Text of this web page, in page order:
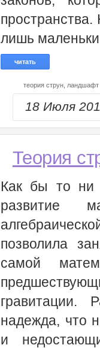
лишь
читать
теория струн, ландшафт
18 Июля
Теория
Как бы то ни
развитие
позволила
самой
гравитации.
надежда, что
и